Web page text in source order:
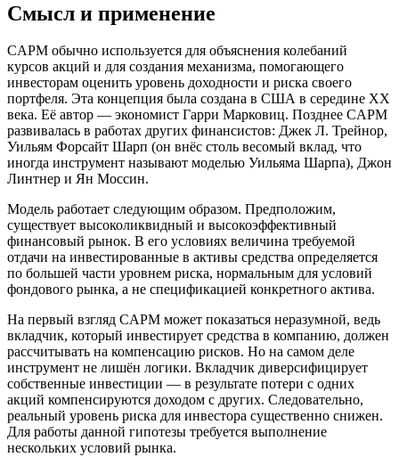
Смысл и применение
CAPM обычно используется для объяснения колебаний
курсов акций и для создания механизма, помогающего
инвесторам оценить уровень доходности и риска своего
портфеля. Эта концепция была создана в США в середине XX
века. Её автор — экономист Гарри Марковиц. Позднее CAPM
развивалась в работах других финансистов: Джек Л. Трейнор,
Уильям Форсайт Шарп (он внёс столь весомый вклад, что
иногда инструмент называют моделью Уильяма Шарпа), Джон
Линтнер и Ян Моссин.
Модель работает следующим образом. Предположим,
существует высоколиквидный и высокоэффективный
финансовый рынок. В его условиях величина требуемой
отдачи на инвестированные в активы средства определяется
по большей части уровнем риска, нормальным для условий
фондового рынка, а не спецификацией конкретного актива.
На первый взгляд CAPM может показаться неразумной, ведь
вкладчик, который инвестирует средства в компанию, должен
рассчитывать на компенсацию рисков. Но на самом деле
инструмент не лишён логики. Вкладчик диверсифицирует
собственные инвестиции — в результате потери с одних
акций компенсируются доходом с других. Следовательно,
реальный уровень риска для инвестора существенно снижен.
Для работы данной гипотезы требуется выполнение
нескольких условий рынка.